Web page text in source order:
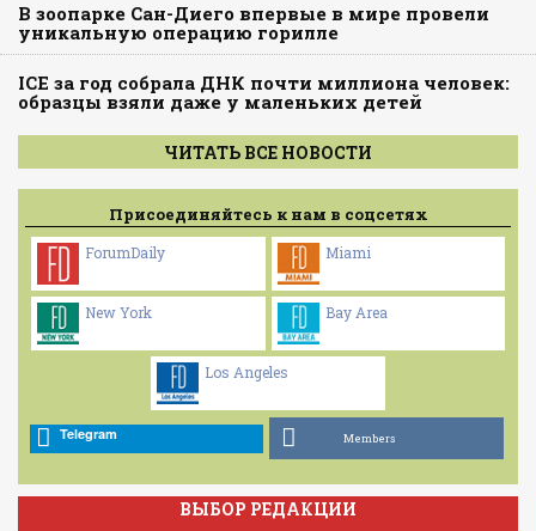
В зоопарке Сан-Диего впервые в мире провели
уникальную операцию горилле
ICE за год собрала ДНК почти миллиона человек:
образцы взяли даже у маленьких детей
ЧИТАТЬ ВСЕ НОВОСТИ
Присоединяйтесь к нам в соцсетях
ForumDaily Miami
New York Bay Area
Los Angeles
Telegram Members
ВЫБОР РЕДАКЦИИ